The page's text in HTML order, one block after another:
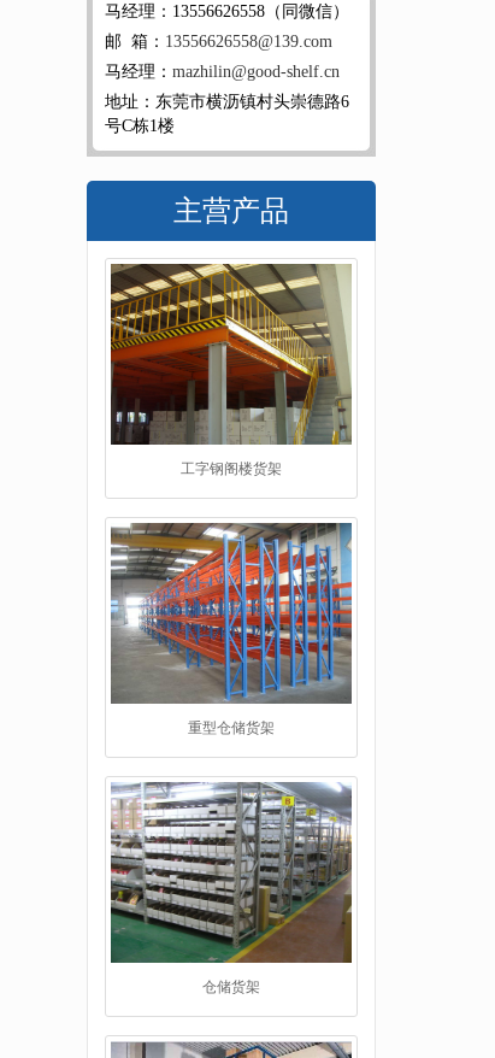
马经理：13556626558（同微信）
邮 箱： 13556626558@139.com
马经理： mazhilin@good-shelf.cn
地址：东莞市横沥镇村头崇德路6
号C栋1楼
主营产品
工字钢阁楼货架
重型仓储货架
仓储货架